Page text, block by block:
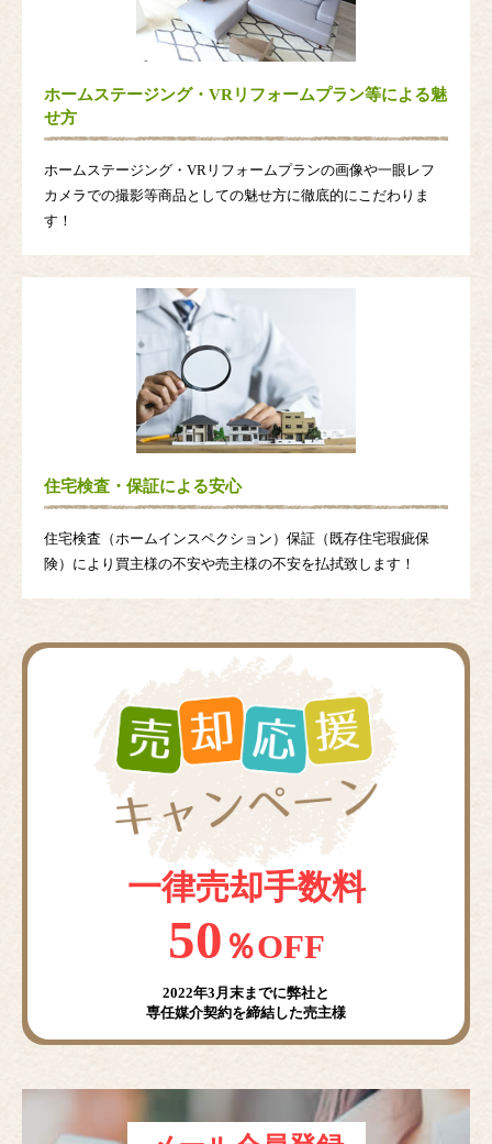
ホームステージング・VRリフォームプラン等による魅
せ方
ホームステージング・VRリフォームプランの画像や一眼レフ
カメラでの撮影等商品としての魅せ方に徹底的にこだわりま
す！
住宅検査・保証による安心
住宅検査（ホームインスペクション）保証（既存住宅瑕疵保
険）により買主様の不安や売主様の不安を払拭致します！
一律売却手数料
50 ％OFF
2022年3月末までに弊社と
専任媒介契約を締結した売主様